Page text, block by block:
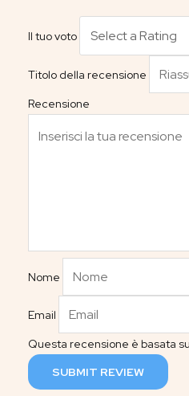
Il tuo voto
Titolo della recensione
Recensione
Nome
Email
Questa recensione è basata
SUBMIT REVIEW